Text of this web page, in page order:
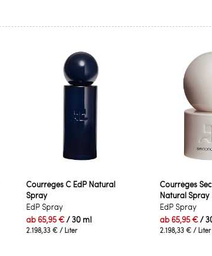
Courrèges C EdP Natural
Spray
EdP Spray
ab 65,95 €/ 30 ml
2.198,33 € / Liter
Courrèges
Natural Spray
EdP Spray
ab 65,95 €/
2.198,33 €/ Liter